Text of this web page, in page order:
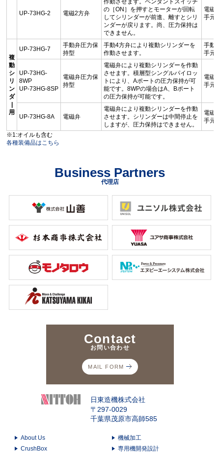
UP-73HG-2 電磁2方弁
作動させます。ペンダントスイッチ
の［ON］を押すとモーターが回転
してシリンダーが前進、離すとシリ
ンダーが戻ります。尚、圧力保持は
できません。
電磁
手元
複
動
シ
リ
ン
ダ
用
UP-73HG-7
手動弁圧力保
持型
手動4方弁により複動シリンダーを
作動させます。
手動
手元
UP-73HG-
8WP
UP-73HG-8SP
電磁弁圧力保
持型
電磁弁により複動シリンダーを作動
させます。積層型シングルパイロッ
トにより、Aポートの圧力保持が可
能です。8WPの場合はA、Bポート
の圧力保持が可能です。
電磁
手元
UP-73HG-8A 電磁弁
電磁弁により複動シリンダーを作動
させます。シリンダーは中間停止を
しますが、圧力保持はできません。
電磁
手元
※1:オイルも含む
各種装備品はこちら
Business Partners
代理店
Contact
お問い合わせ
MAIL FORM
日東造機株式会社
〒297-0029
千葉県茂原市高師585
About Us
CrushBox
機械加工
専用機開発設計